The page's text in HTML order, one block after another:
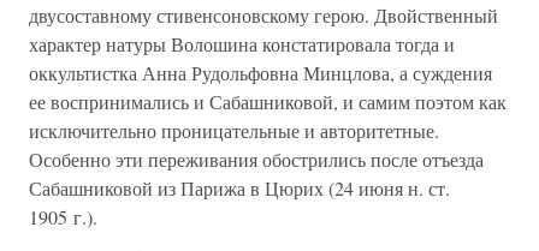
двусоставному стивенсоновскому герою. Двойственный
характер натуры Волошина констатировала тогда и
оккультистка Анна Рудольфовна Минцлова, а суждения
ее воспринимались и Сабашниковой, и самим поэтом как
исключительно проницательные и авторитетные.
Особенно эти переживания обострились после отъезда
Сабашниковой из Парижа в Цюрих (24 июня н. ст.
1905 г.).